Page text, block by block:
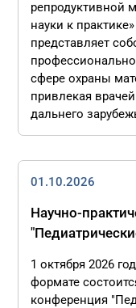
репродуктивной
науки к
представляет
сфере охраны
привлекая
дальнего
01.10.2026
Научно-
1 октября 2026
формате
конференция